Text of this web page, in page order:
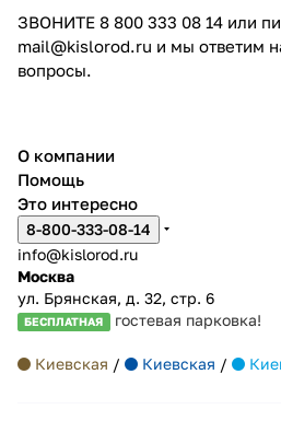
ЗВОНИТЕ 8 800 333 08 14 или
mail@kislorod.ru и мы ответим
вопросы.
О компании
Помощь
Это интересно
8-800-333-08-14
info@kislorod.ru
Москва
ул. Брянская, д. 32, стр. 6
БЕСПЛАТНАЯ гостевая парковка!
Киевская / Киевская /